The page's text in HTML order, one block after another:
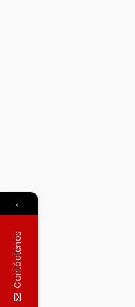
←
Contáctenos